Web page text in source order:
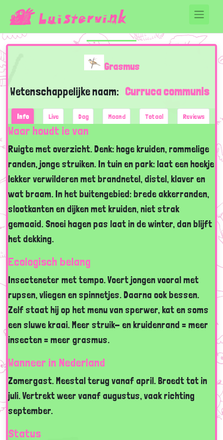
Grasmus
Wetenschappelijke naam: Curruca communis
Info Live Dag Maand Totaal Reviews
Waar houdt ie van
Ruigte met overzicht. Denk: hoge kruiden, rommelige
randen, jonge struiken. In tuin en park: laat een hoekje
lekker verwilderen met brandnetel, distel, klaver en
wat braam. In het buitengebied: brede akkerranden,
slootkanten en dijken met kruiden, niet strak
gemaaid. Snoei hagen pas laat in de winter, dan blijft
het dekking.
Ecologisch belang
Insecteneter met tempo. Voert jongen vooral met
rupsen, vliegen en spinnetjes. Daarna ook bessen.
Zelf staat hij op het menu van sperwer, kat en soms
een sluwe kraai. Meer struik- en kruidenrand = meer
insecten = meer grasmus.
Wanneer in Nederland
Zomergast. Meestal terug vanaf april. Broedt tot in
juli. Vertrekt weer vanaf augustus, vaak richting
september.
Status